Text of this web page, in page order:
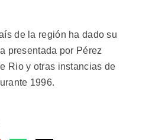
de la región ha dado su
presentada por Pérez
Rio y otras instancias de
1996.